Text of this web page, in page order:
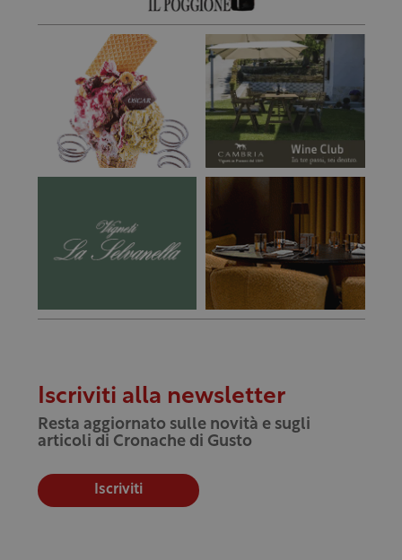
Iscriviti alla newsletter
Resta aggiornato sulle novità e sugli
articoli di Cronache di Gusto
Iscriviti